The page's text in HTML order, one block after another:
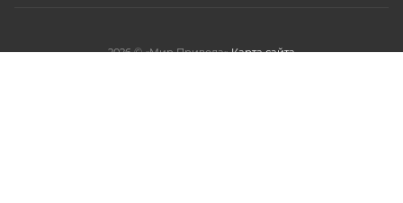
2026 © «Мир Привода» Карта сайта